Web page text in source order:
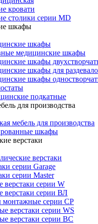
кровати
столики серии MD
шкафы
шкафы
медицинские шкафы
шкафы
шкафы для
шкафы
подкатные
для производства
мебель для производства
шкафы
верстаки
верстаки
серии Garage
серии Master
верстаки серии W
верстаки серии ВЛ
монтажные серии СР
верстаки серии WS
верстаки серии ВС